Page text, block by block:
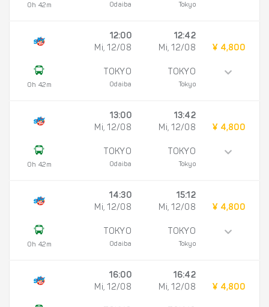
0h 42m Odaiba Tokyo
0h 42m
12:00
Mi, 12/08
TOKYO
Odaiba
12:42
Mi, 12/08
TOKYO
Tokyo
¥ 4,800
0h 42m
13:00
Mi, 12/08
TOKYO
Odaiba
13:42
Mi, 12/08
TOKYO
Tokyo
¥ 4,800
0h 42m
14:30
Mi, 12/08
TOKYO
Odaiba
15:12
Mi, 12/08
TOKYO
Tokyo
¥ 4,800
16:00
Mi, 12/08
16:42
Mi, 12/08
¥ 4,800